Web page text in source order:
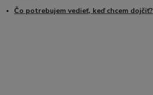
Čo potrebujem vedieť, keď chcem dojčiť?